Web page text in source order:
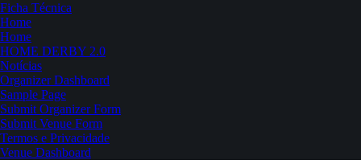
Ficha Técnica
Home
Home
HOME DERBY 2.0
Notícias
Organizer Dashboard
Sample Page
Submit Organizer Form
Submit Venue Form
Termos e Privacidade
Venue Dashboard